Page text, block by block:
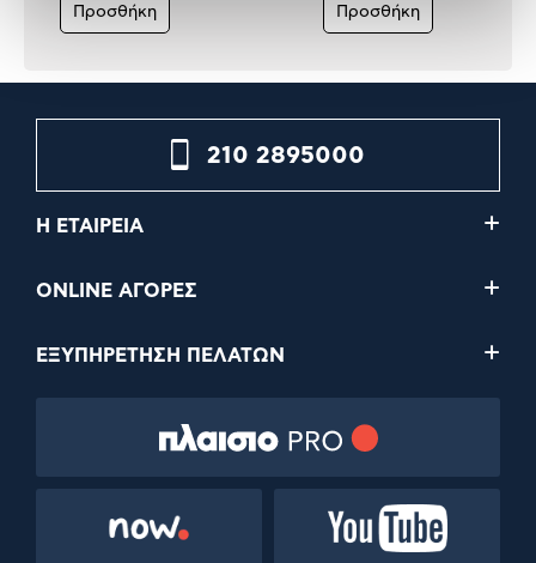
Προσθήκη Προσθήκη
210 2895000
Η ΕΤΑΙΡΕΙΑ
ONLINE ΑΓΟΡΕΣ
ΕΞΥΠΗΡΕΤΗΣΗ ΠΕΛΑΤΩΝ